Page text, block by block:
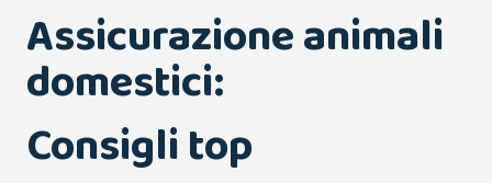
Assicurazione animali
domestici:
Consigli top